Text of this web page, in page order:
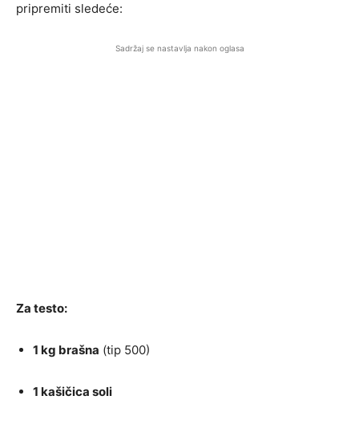
pripremiti sledeće:
Sadržaj se nastavlja nakon oglasa
Za testo:
1 kg brašna (tip 500)
1 kašičica soli